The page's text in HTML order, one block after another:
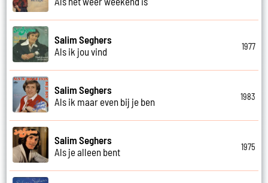
Salim Seghers
Als ik jou vind
1977
Salim Seghers
Als ik maar even bij je ben
1983
Salim Seghers
Als je alleen bent
1975